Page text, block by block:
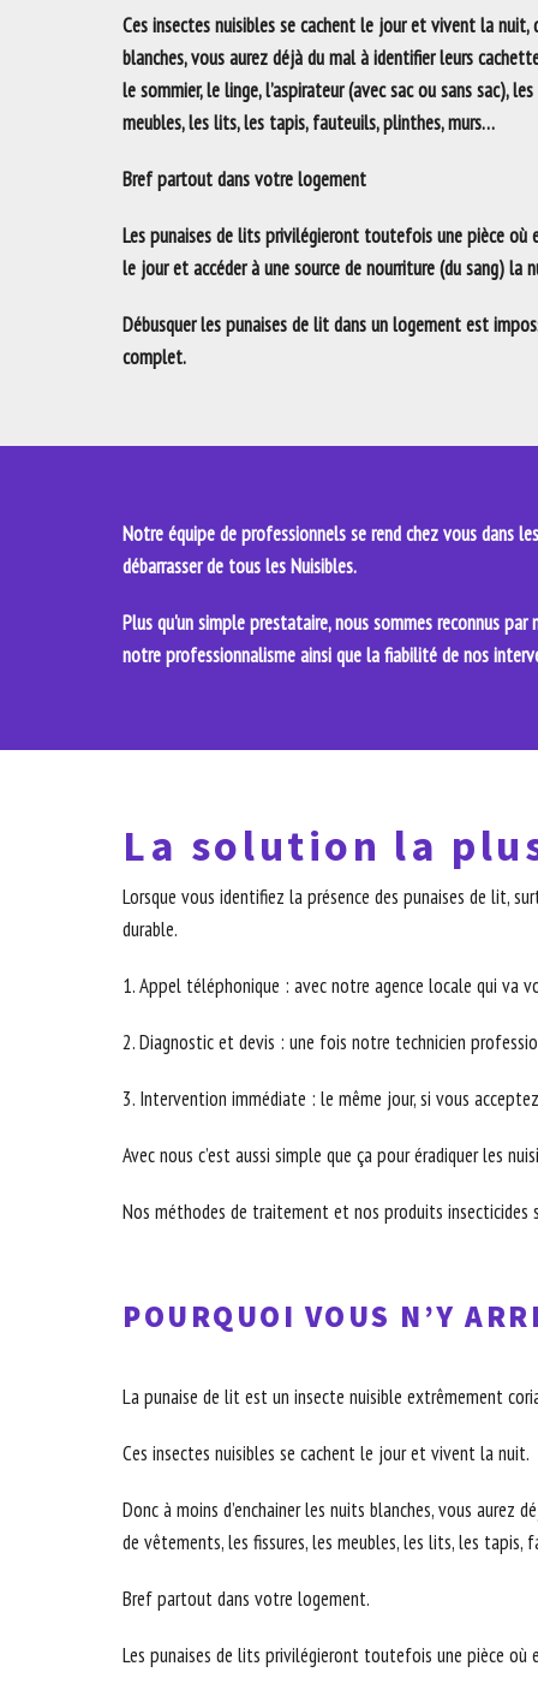
Ces insectes nuisibles se cachent le jour et vivent la nuit,
blanches, vous aurez déjà du mal à identifier leurs
le sommier, le linge, l’aspirateur (avec sac ou sans sac),
meubles, les lits, les tapis, fauteuils, plinthes, murs…
Bref partout dans votre logement
Les punaises de lits privilégieront toutefois une pièce où
le jour et accéder à une source de nourriture (du sang) la
Débusquer les punaises de lit dans un logement est
complet.
Notre équipe de professionnels se rend chez vous dans
débarrasser de tous les Nuisibles.
Plus qu'un simple prestataire, nous sommes reconnus
notre professionnalisme ainsi que la fiabilité de nos
La solution la
Lorsque vous identifiez la présence des punaises de lit,
durable.
1. Appel téléphonique : avec notre agence locale qui va
2. Diagnostic et devis : une fois notre technicien
3. Intervention immédiate : le même jour, si vous
Avec nous c’est aussi simple que ça pour éradiquer les
Nos méthodes de traitement et nos produits
POURQUOI VOUS N’Y
La punaise de lit est un insecte nuisible extrêmement
Ces insectes nuisibles se cachent le jour et vivent la nuit.
Donc à moins d’enchainer les nuits blanches, vous aurez
de vêtements, les fissures, les meubles, les lits, les tapis,
Bref partout dans votre logement.
Les punaises de lits privilégieront toutefois une pièce où